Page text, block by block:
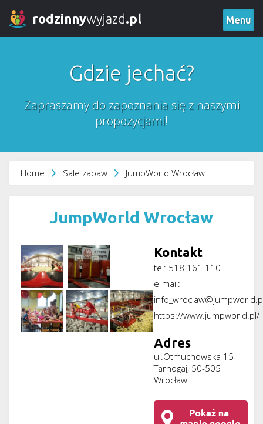
rodzinnywyjazd.pl Menu
Gdzie jechać?
Zapraszamy do zapoznania się z naszymi
propozycjami!
Home Sale zabaw JumpWorld Wrocław
JumpWorld Wrocław
Kontakt
tel: 518 161 110
e-mail:
https://www.jumpworld.pl/
Adres
ul.Otmuchowska 15
Tarnogaj, 50-505
Wrocław